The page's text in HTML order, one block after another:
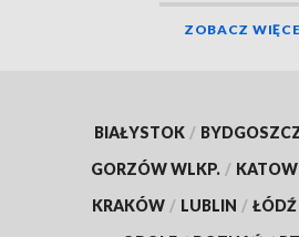
ZOBACZ
BIAŁYSTOK /
GORZÓW WLKP. /
KRAKÓW / LUBLIN / ŁÓDŹ